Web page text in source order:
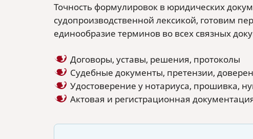
Точность формулировок в юридических
судопроизводственной лексикой, готовим
единообразие терминов во всех связных
Договоры, уставы, решения, протоколы
Судебные документы, претензии,
Удостоверение у нотариуса, прошивка,
Актовая и регистрационная